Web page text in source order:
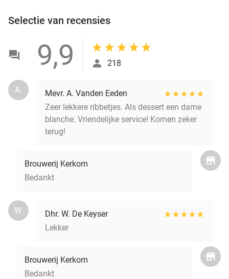
Selectie van recensies
9,9 218
A.
Mevr. A. Vanden Eeden
Zeer lekkere ribbetjes. Als dessert een dame
blanche. Vriendelijke service! Komen zeker
terug!
Brouwerij Kerkom
Bedankt
W.
Dhr. W. De Keyser
Lekker
Brouwerij Kerkom
Bedankt